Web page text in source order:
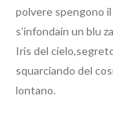
polvere spengono il
s’infondain un blu
Iris del
squarciando del
lontano.